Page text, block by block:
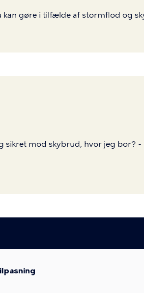
kan gøre i tilfælde af stormflod og
sikret mod skybrud, hvor jeg bor? -